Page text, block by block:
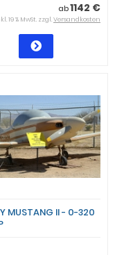
ab1142 €
19 % MwSt. zzgl.Versandkosten
MUSTANG II - 0-320